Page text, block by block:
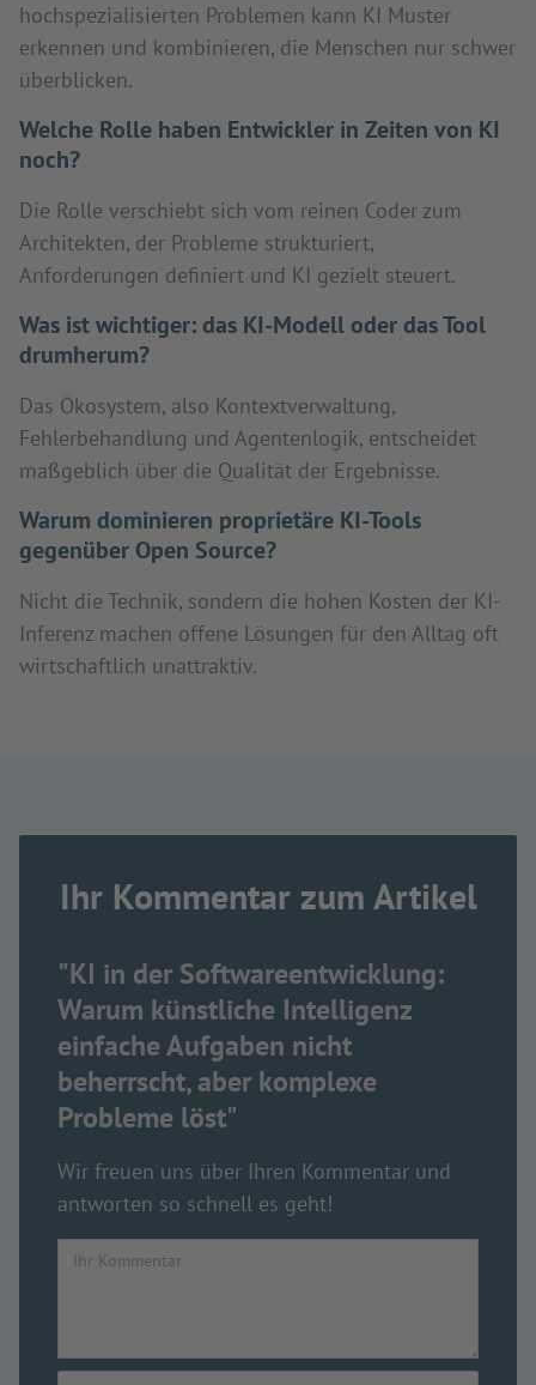
hochspezialisierten Problemen kann KI Muster
erkennen und kombinieren, die Menschen nur schwer
überblicken.
Welche Rolle haben Entwickler in Zeiten von KI
noch?
Die Rolle verschiebt sich vom reinen Coder zum
Architekten, der Probleme strukturiert,
Anforderungen definiert und KI gezielt steuert.
Was ist wichtiger: das KI-Modell oder das Tool
drumherum?
Das Ökosystem, also Kontextverwaltung,
Fehlerbehandlung und Agentenlogik, entscheidet
maßgeblich über die Qualität der Ergebnisse.
Warum dominieren proprietäre KI-Tools
gegenüber Open Source?
Nicht die Technik, sondern die hohen Kosten der KI-
Inferenz machen offene Lösungen für den Alltag oft
wirtschaftlich unattraktiv.
Ihr Kommentar zum Artikel
"KI in der Softwareentwicklung:
Warum künstliche Intelligenz
einfache Aufgaben nicht
beherrscht, aber komplexe
Probleme löst"
Wir freuen uns über Ihren Kommentar und
antworten so schnell es geht!